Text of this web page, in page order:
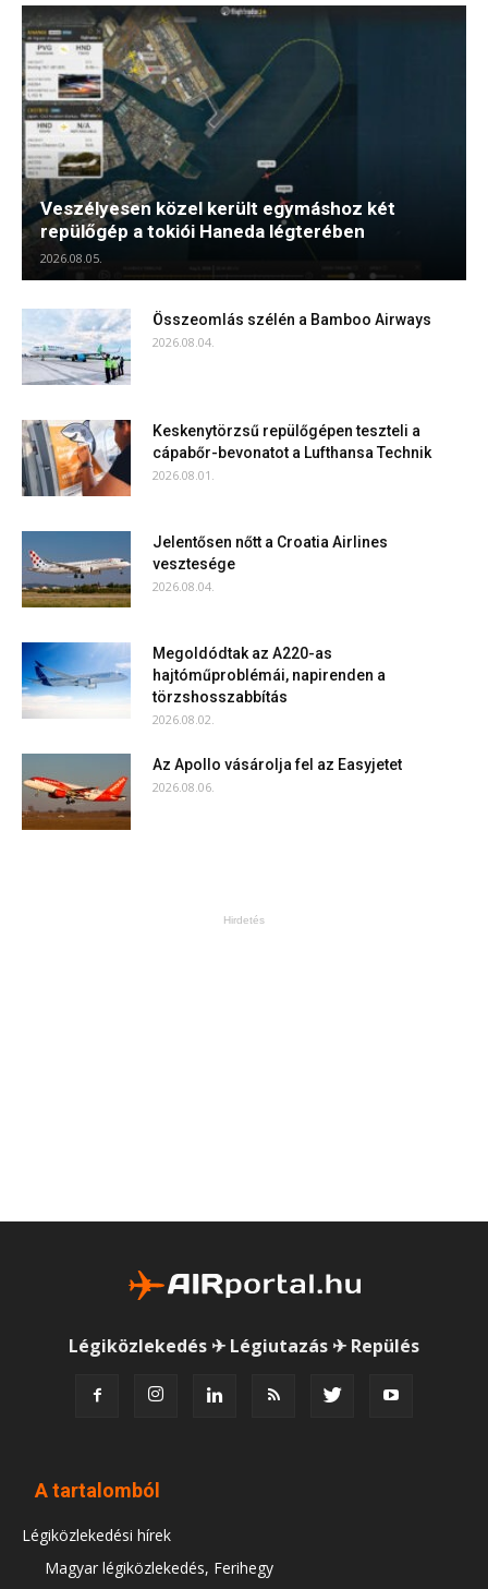
Veszélyesen közel került egymáshoz két
repülőgép a tokiói Haneda légterében
2026.08.05.
Összeomlás szélén a Bamboo Airways
2026.08.04.
Keskenytörzsű repülőgépen teszteli a
cápabőr-bevonatot a Lufthansa Technik
2026.08.01.
Jelentősen nőtt a Croatia Airlines
vesztesége
2026.08.04.
Megoldódtak az A220-as
hajtóműproblémái, napirenden a
törzshosszabbítás
2026.08.02.
Az Apollo vásárolja fel az Easyjetet
2026.08.06.
Hirdetés
Légiközlekedés ✈ Légiutazás ✈ Repülés
A tartalomból
Légiközlekedési hírek
Magyar légiközlekedés, Ferihegy